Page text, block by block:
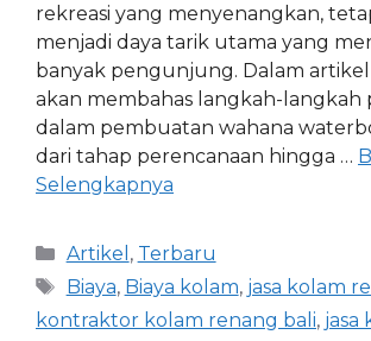
rekreasi yang menyenangkan,
menjadi daya tarik utama yang
banyak pengunjung. Dalam artikel
akan membahas langkah-langkah
dalam pembuatan wahana
dari tahap perencanaan hingga …
Selengkapnya
Artikel , Terbaru
Biaya, Biaya kolam, jasa kolam
kontraktor kolam renang bali, jasa